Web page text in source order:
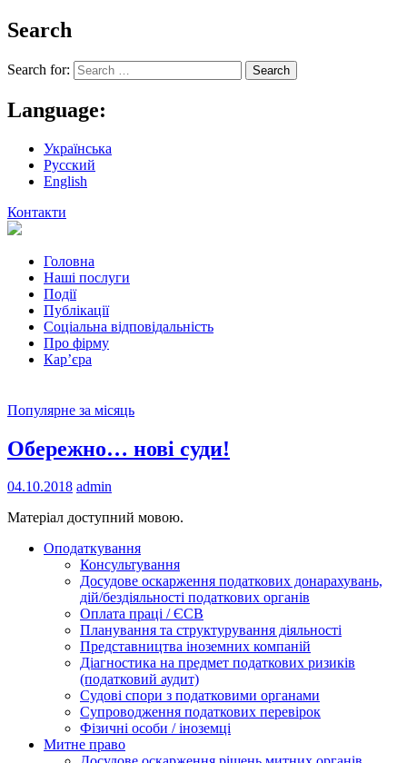
Search
Search for:
Language:
Українська
Русский
English
Контакти
Головна
Наші послуги
Події
Публікації
Соціальна відповідальність
Про фiрму
Кар’єра
Популярне за місяць
Обережно… нові суди!
04.10.2018 admin
Матеріал доступний мовою.
Оподаткування
Консультування
Досудове оскарження податкових донарахувань,
дій/бездіяльності податкових органів
Оплата праці / ЄСВ
Планування та структурування діяльності
Представництва іноземних компаній
Діагностика на предмет податкових ризиків
(податковий аудит)
Судові спори з податковими органами
Супроводження податкових перевірок
Фізичні особи / іноземці
Митне право